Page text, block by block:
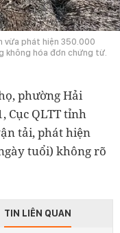
vừa phát hiện 350.000
không hóa đơn chứng từ.
phường Hải
Cục QLTT tỉnh
tải, phát hiện
tuổi) không rõ
TIN LIÊN QUAN